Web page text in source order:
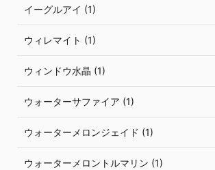
イーグルアイ (1)
ウィレマイト (1)
ウィンドウ水晶 (1)
ウォーターサファイア (1)
ウォーターメロンジェイド (1)
ウォーターメロントルマリン (1)